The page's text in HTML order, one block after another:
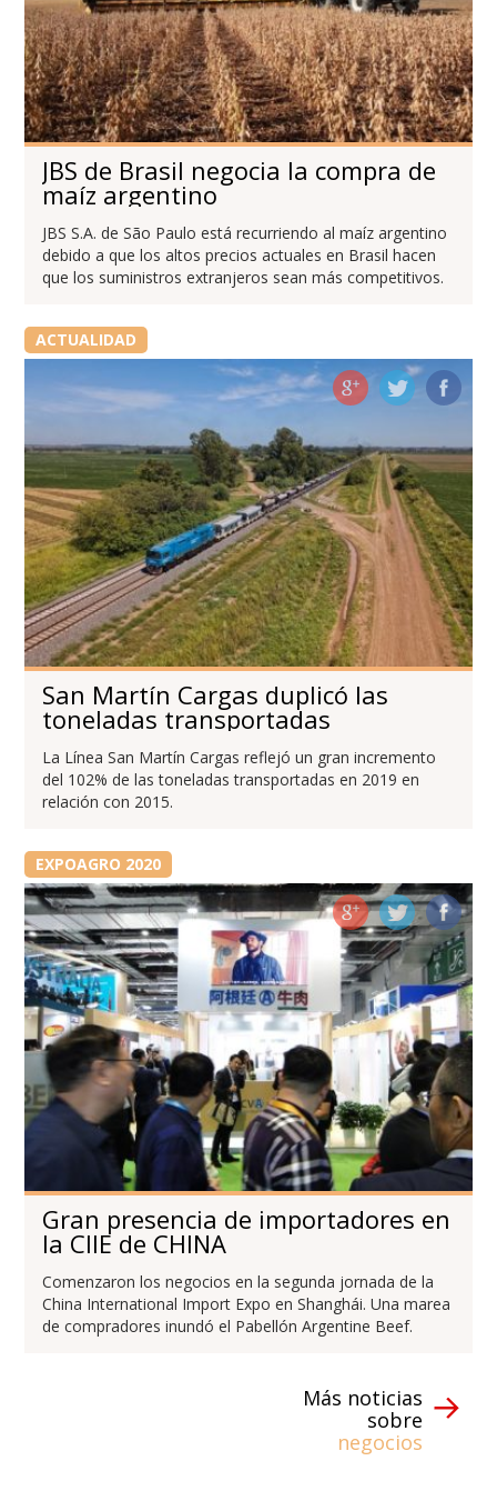
JBS de Brasil negocia la compra de
maíz argentino
JBS S.A. de São Paulo está recurriendo al maíz argentino
debido a que los altos precios actuales en Brasil hacen
que los suministros extranjeros sean más competitivos.
ACTUALIDAD
San Martín Cargas duplicó las
toneladas transportadas
La Línea San Martín Cargas reflejó un gran incremento
del 102% de las toneladas transportadas en 2019 en
relación con 2015.
EXPOAGRO 2020
Gran presencia de importadores en
la CIIE de CHINA
Comenzaron los negocios en la segunda jornada de la
China International Import Expo en Shanghái. Una marea
de compradores inundó el Pabellón Argentine Beef.
Más noticias
sobre
negocios